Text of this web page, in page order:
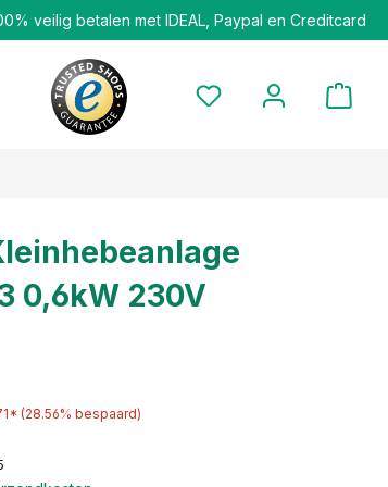
veilig betalen met IDEAL, Paypal en Creditcard
0,6kW 230V
(28.56% bespaard)